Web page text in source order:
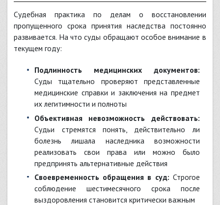
Судебная практика по делам о восстановлении
пропущенного срока принятия наследства постоянно
развивается. На что суды обращают особое внимание в
текущем году:
Подлинность медицинских документов:
Суды тщательно проверяют представленные
медицинские справки и заключения на предмет
их легитимности и полноты
Объективная невозможность действовать:
Судьи стремятся понять, действительно ли
болезнь лишала наследника возможности
реализовать свои права или можно было
предпринять альтернативные действия
Своевременность обращения в суд: Строгое
соблюдение шестимесячного срока после
выздоровления становится критически важным